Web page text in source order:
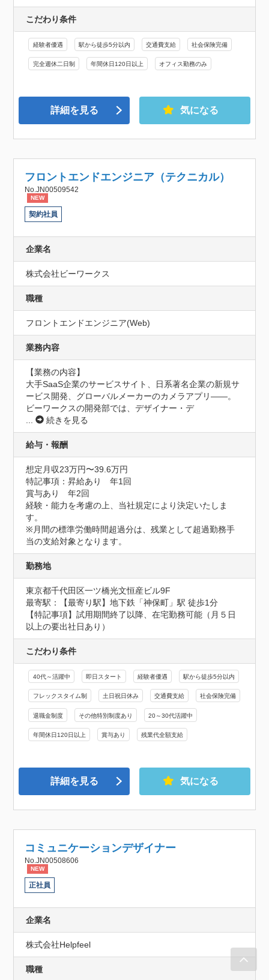
こだわり条件
経験者優遇 駅から徒歩5分以内 交通費支給 社会保険完備
完全週休二日制 年間休日120日以上 オフィス勤務のみ
詳細を見る 気になる
フロントエンドエンジニア（テクニカル）
No.JN00509542
NEW
契約社員
企業名
株式会社ビーワークス
職種
フロントエンドエンジニア(Web)
業務内容
【業務の内容】
大手SaaS企業のサービスサイト、日系著名企業の新規サ
ービス開発、グローバルメーカーのカメラアプリ——。
ビーワークスの開発部では、デザイナー・デ
...
続きを見る
給与・報酬
想定月収23万円〜39.6万円
特記事項：昇給あり　年1回
賞与あり　年2回
経験・能力を考慮の上、当社規定により決定いたしま
す。
※月間の標準労働時間超過分は、残業として超過勤務手
当の支給対象となります。
勤務地
東京都千代田区一ツ橋光文恒産ビル9F
最寄駅：【最寄り駅】地下鉄「神保町」駅 徒歩1分
【特記事項】試用期間終了以降、在宅勤務可能（月５日
以上の要出社日あり）
こだわり条件
40代～活躍中 即日スタート 経験者優遇 駅から徒歩5分以内
フレックスタイム制 土日祝日休み 交通費支給 社会保険完備
退職金制度 その他特別制度あり 20～30代活躍中
年間休日120日以上 賞与あり 残業代全額支給
詳細を見る 気になる
コミュニケーションデザイナー
No.JN00508606
NEW
正社員
企業名
株式会社Helpfeel
職種